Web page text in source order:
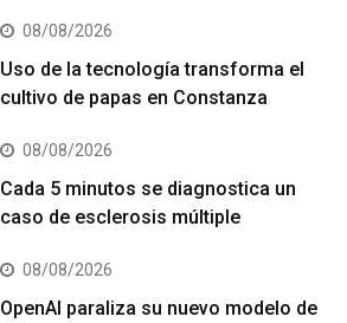
08/08/2026
Uso de la tecnología transforma el
cultivo de papas en Constanza
08/08/2026
Cada 5 minutos se diagnostica un
caso de esclerosis múltiple
08/08/2026
OpenAI paraliza su nuevo modelo de